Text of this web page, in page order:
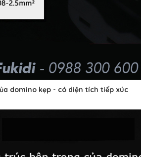
domino kẹp - có diện tích tiếp xúc